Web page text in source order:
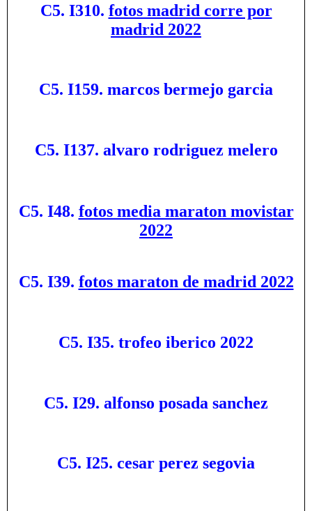
C5. I310. fotos madrid corre por
madrid 2022
C5. I159. marcos bermejo garcia
C5. I137. alvaro rodriguez melero
C5. I48. fotos media maraton movistar
2022
C5. I39. fotos maraton de madrid 2022
C5. I35. trofeo iberico 2022
C5. I29. alfonso posada sanchez
C5. I25. cesar perez segovia